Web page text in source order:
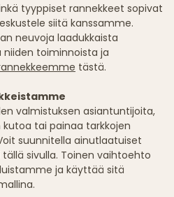
tyyppiset rannekkeet sopivat
siitä kanssamme.
neuvoja laadukkaista
toiminnoista ja
tästä.
valmistuksen asiantuntijoita,
tai painaa tarkkojen
suunnitella ainutlaatuiset
sivulla. Toinen vaihtoehto
ja käyttää sitä